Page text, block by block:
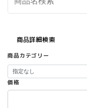
商品詳細検索
商品カテゴリー
価格